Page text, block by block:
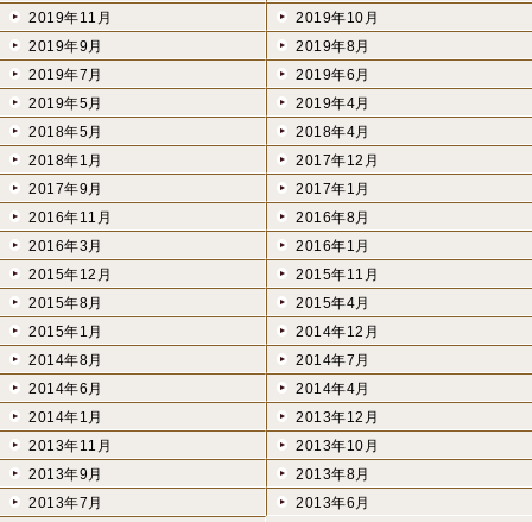
2019年11月
2019年10月
2019年9月
2019年8月
2019年7月
2019年6月
2019年5月
2019年4月
2018年5月
2018年4月
2018年1月
2017年12月
2017年9月
2017年1月
2016年11月
2016年8月
2016年3月
2016年1月
2015年12月
2015年11月
2015年8月
2015年4月
2015年1月
2014年12月
2014年8月
2014年7月
2014年6月
2014年4月
2014年1月
2013年12月
2013年11月
2013年10月
2013年9月
2013年8月
2013年7月
2013年6月